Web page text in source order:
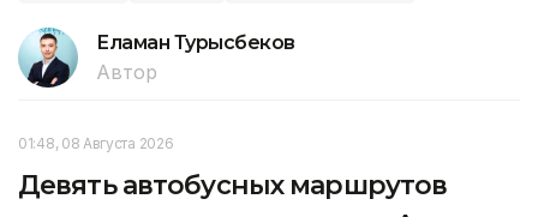
Еламан Турысбеков
Автор
01:48, 08 Августа 2026
Девять автобусных маршрутов